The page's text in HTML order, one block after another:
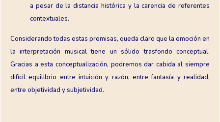
a pesar de la distancia histórica y la carencia de referentes
contextuales.
Considerando todas estas premisas, queda claro que la emoción en
la interpretación musical tiene un sólido trasfondo conceptual.
Gracias a esta conceptualización, podremos dar cabida al siempre
difícil equilibrio entre intuición y razón, entre fantasía y realidad,
entre objetividad y subjetividad.